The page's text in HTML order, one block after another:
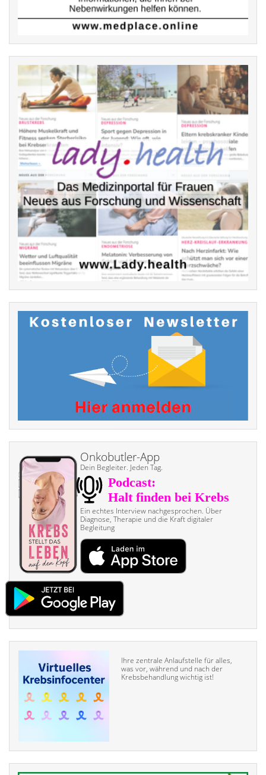
Onkobutler-App
Dein Begleiter. Jeden Tag.
Ein echtes Interview nach­gesprochen. Über
Diagnose, Therapie und die Kraft digitaler
Begleitung
Ihre zentrale Anlaufstelle für alles,
was vor, während und nach der
Krebsbehandlung wichtig ist!